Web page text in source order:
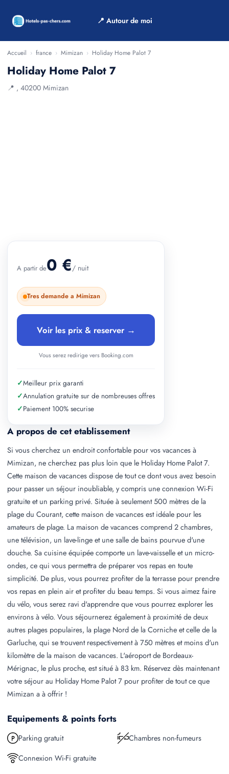
📍 Autour de moi
Accueil › france › Mimizan › Holiday Home Palot 7
Holiday Home Palot 7
📍 , 40200 Mimizan
A propos de cet etablissement
Si vous cherchez un endroit confortable pour vos vacances à
Mimizan, ne cherchez pas plus loin que le Holiday Home Palot 7.
Cette maison de vacances dispose de tout ce dont vous avez besoin
pour passer un séjour inoubliable, y compris une connexion Wi-Fi
gratuite et un parking privé. Située à seulement 500 mètres de la
plage du Courant, cette maison de vacances est idéale pour les
amateurs de plage. La maison de vacances comprend 2 chambres,
une télévision, un lave-linge et une salle de bains pourvue d'une
douche. Sa cuisine équipée comporte un lave-vaisselle et un micro-
ondes, ce qui vous permettra de préparer vos repas en toute
simplicité. De plus, vous pourrez profiter de la terrasse pour prendre
vos repas en plein air et profiter du beau temps. Si vous aimez faire
du vélo, vous serez ravi d'apprendre que vous pourrez explorer les
environs à vélo. Vous séjournerez également à proximité de deux
autres plages populaires, la plage Nord de la Corniche et celle de la
Garluche, qui se trouvent respectivement à 750 mètres et moins d'un
kilomètre de la maison de vacances. L'aéroport de Bordeaux-
Mérignac, le plus proche, est situé à 83 km. Réservez dès maintenant
votre séjour au Holiday Home Palot 7 pour profiter de tout ce que
Mimizan a à offrir !
Equipements & points forts
Parking gratuit
Chambres non-fumeurs
Connexion Wi-Fi gratuite
A partir de0 €/ nuit
Tres demande a Mimizan
Voir les prix & reserver →
Vous serez redirige vers Booking.com
✓Meilleur prix garanti
✓Annulation gratuite sur de nombreuses offres
✓Paiement 100% securise